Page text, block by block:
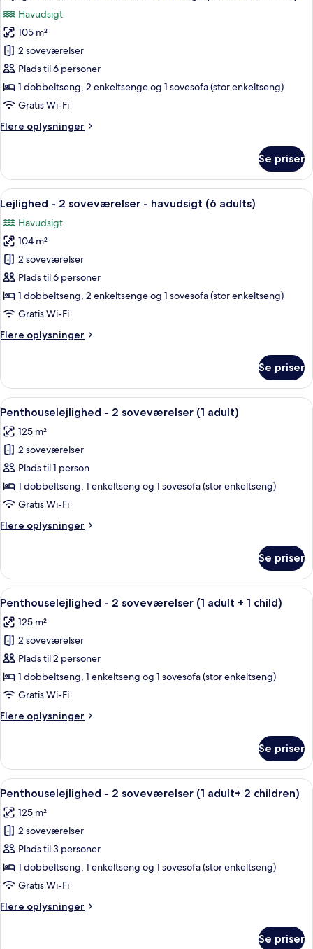
havudsigt
(5
adults)
billeder
af
Lejlighed
-
2
soveværelser
havudsigt
+
1
child)
Havudsigt
105 m²
2 soveværelser
Plads til 6 personer
1 dobbeltseng, 2 enkeltsenge og 1 sovesofa (stor enkeltseng)
Gratis Wi-Fi
Flere oplysninger
Flere
-
soveværelser
havudsigt
(5
adults
+
child)
Se priser
Indlæs
alle
billeder
af
Lejlighed
-
2
soveværelser
havudsigt
2 soveværelser, pengeskab på
10
Lejlighed - 2 soveværelser - havudsigt (6 adults)
Havudsigt
104 m²
2 soveværelser
Plads til 6 personer
1 dobbeltseng, 2 enkeltsenge og 1 sovesofa (stor enkeltseng)
Gratis Wi-Fi
Flere oplysninger
Flere
-
soveværelser
havudsigt
(6
adults)
Se priser
Indlæs
alle
billeder
af
Penthouselejlighed
-
2
(1
2 soveværelser, pengeskab på
11
Penthouselejlighed - 2 soveværelser (1 adult)
125 m²
2 soveværelser
Plads til 1 person
1 dobbeltseng, 1 enkeltseng og 1 sovesofa (stor enkeltseng)
Gratis Wi-Fi
Flere oplysninger
Flere
-
soveværelser
adult)
Se priser
Indlæs
alle
billeder
af
Penthouselejlighed
-
2
(1
child)
2 soveværelser, pengeskab på
11
Penthouselejlighed - 2 soveværelser (1 adult + 1 child)
125 m²
2 soveværelser
Plads til 2 personer
1 dobbeltseng, 1 enkeltseng og 1 sovesofa (stor enkeltseng)
Gratis Wi-Fi
Flere oplysninger
Flere
-
soveværelser
adult
+
child)
Se priser
Indlæs
alle
billeder
af
Penthouselejlighed
-
2
(1
2 soveværelser, pengeskab på
11
Penthouselejlighed - 2 soveværelser (1 adult+ 2 children)
125 m²
2 soveværelser
Plads til 3 personer
1 dobbeltseng, 1 enkeltseng og 1 sovesofa (stor enkeltseng)
Gratis Wi-Fi
Flere oplysninger
Flere
Se priser